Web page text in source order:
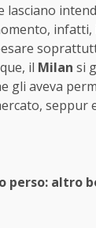
lasciano
il Milan si
gli aveva
seppur
perso: altro